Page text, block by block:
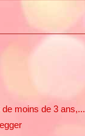
moins de 3 ans,...